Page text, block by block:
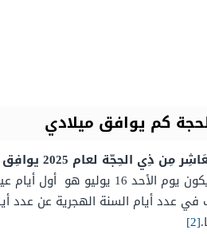
لعام 2025 يوافِق يَوم 6 يونيو لعام 2025،
المتوقع أن يكون يوم
[2]